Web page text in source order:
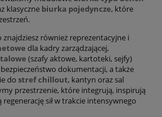
klasyczne biurka pojedyncze, które
również reprezentacyjne i
dla kadry zarządzającej,
(szafy aktowe, kartoteki, sejfy)
dokumentacji, a także
do stref chillout, kantyn oraz sal
przestrzenie, które integrują, inspirują
sił w trakcie intensywnego